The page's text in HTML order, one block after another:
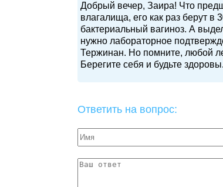
Добрый вечер, Заира! Что
влагалища, его как раз берут в
бактериальный вагиноз. А
нужно лабораторное
Тержинан. Но помните, любой
Берегите себя и будьте здоровы.
Ответить на вопрос: